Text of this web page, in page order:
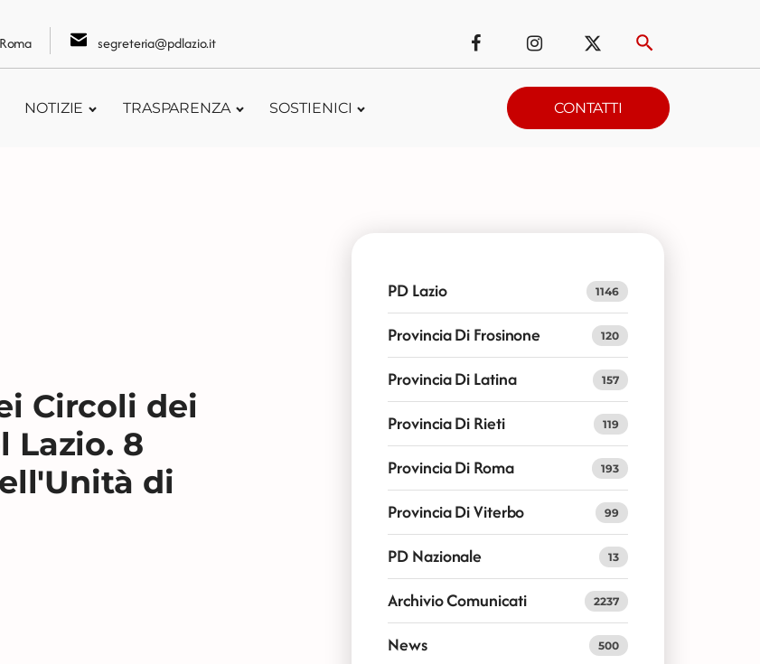
segreteria@pdlazio.it
NOTIZIE TRASPARENZA SOSTIENICI CONTATTI
Circoli dei
Lazio. 8
di
PD Lazio 1146
Provincia Di Frosinone 120
Provincia Di Latina 157
Provincia Di Rieti 119
Provincia Di Roma 193
Provincia Di Viterbo 99
PD Nazionale 13
Archivio Comunicati 2237
News 500